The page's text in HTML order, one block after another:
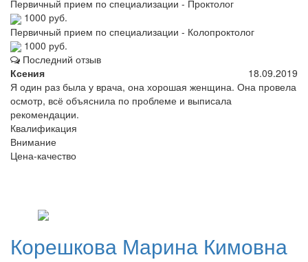
Первичный прием по специализации - Проктолог
1000 руб.
Первичный прием по специализации - Колопроктолог
1000 руб.
Последний отзыв
Ксения
18.09.2019
Я один раз была у врача, она хорошая женщина. Она провела
осмотр, всё объяснила по проблеме и выписала
рекомендации.
Квалификация
Внимание
Цена-качество
Корешкова Марина Кимовна